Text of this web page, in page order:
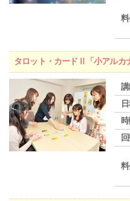
タロット・カードⅡ「小アルカ